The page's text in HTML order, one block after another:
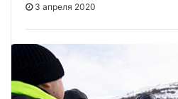
3 апреля 2020